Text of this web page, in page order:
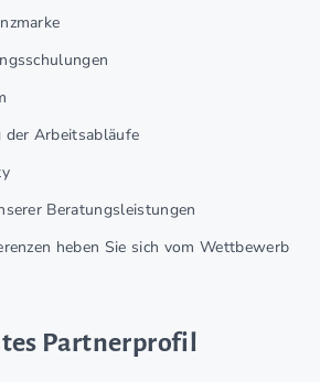
der Arbeitsabläufe
Beratungsleistungen
heben Sie sich vom Wettbewerb
Partnerprofil